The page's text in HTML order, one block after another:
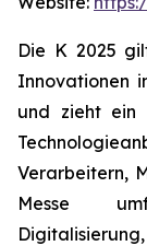
Die K 2025
Innovationen
und zieht ein
Verarbeitern,
Messe